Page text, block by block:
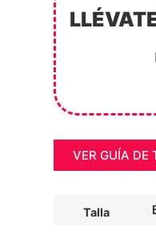
VER GUÍA DE
Talla